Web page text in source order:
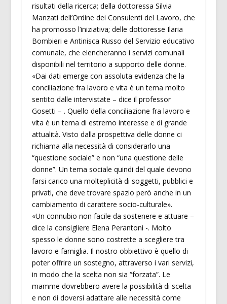
risultati della ricerca; della dottoressa Silvia
Manzati dell’Ordine dei Consulenti del Lavoro, che
ha promosso l’iniziativa; delle dottoresse Ilaria
Bombieri e Antinisca Russo del Servizio educativo
comunale, che elencheranno i servizi comunali
disponibili nel territorio a supporto delle donne.
«Dai dati emerge con assoluta evidenza che la
conciliazione fra lavoro e vita è un tema molto
sentito dalle intervistate – dice il professor
Gosetti – . Quello della conciliazione fra lavoro e
vita è un tema di estremo interesse e di grande
attualità. Visto dalla prospettiva delle donne ci
richiama alla necessità di considerarlo una
“questione sociale” e non “una questione delle
donne”. Un tema sociale quindi del quale devono
farsi carico una molteplicità di soggetti, pubblici e
privati, che deve trovare spazio però anche in un
cambiamento di carattere socio‐culturale».
«Un connubio non facile da sostenere e attuare –
dice la consigliere Elena Perantoni -. Molto
spesso le donne sono costrette a scegliere tra
lavoro e famiglia. Il nostro obbiettivo è quello di
poter offrire un sostegno, attraverso i vari servizi,
in modo che la scelta non sia “forzata”. Le
mamme dovrebbero avere la possibilità di scelta
e non di doversi adattare alle necessità come